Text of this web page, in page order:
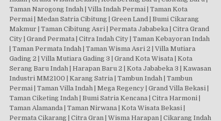
Taman Narogong Indah | Villa Indah Permai | Taman Kota
Permai | Medan Satria Cibitung | Green Land | Bumi Cikarang
Makmur | Taman Cibitung Asri | Permata Jababeka | Citra Grand
City | Grand Permata | Citra Indah City | Taman Kebayoran Indah
| Taman Permata Indah | Taman Wisma Asri 2 | Villa Mutiara
Gading 2 | Villa Mutiara Gading 3 | Grand Kota Wisata | Kota
Serang Baru Indah | Harapan Baru 2 | Kota Jababeka 3 | Kawasan
Industri MM2100 | Karang Satria | Tambun Indah | Tambun
Permai | Taman Villa Indah | Mega Regency | Grand Villa Bekasi |
Taman Ciketing Indah | Bumi Satria Kencana | Citra Harmoni |
Taman Alamanda | Taman Nirwana | Kota Wisata Bekasi |
Permata Cikarang | Citra Gran | Wisma Harapan | Cikarang Indah